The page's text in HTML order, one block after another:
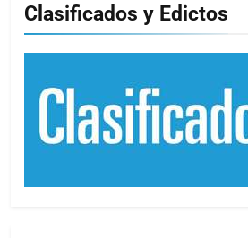
Clasificados y Edictos